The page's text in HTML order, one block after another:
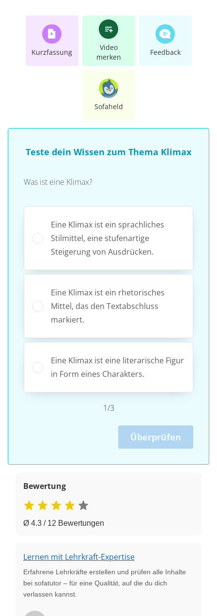
Kurzfassung
Video
merken
Feedback
Sofaheld
Teste dein Wissen zum Thema Klimax
Was ist eine Klimax?
Eine Klimax ist ein sprachliches
Stilmittel, eine stufenartige
Steigerung von Ausdrücken.
Eine Klimax ist ein rhetorisches
Mittel, das den Textabschluss
markiert.
Eine Klimax ist eine literarische Figur
in Form eines Charakters.
1/3
Überprüfen
Bewertung
Ø 4.3 / 12 Bewertungen
Lernen mit Lehrkraft-Expertise
Erfahrene Lehrkräfte erstellen und prüfen alle Inhalte
bei sofatutor – für eine Qualität, auf die du dich
verlassen kannst.